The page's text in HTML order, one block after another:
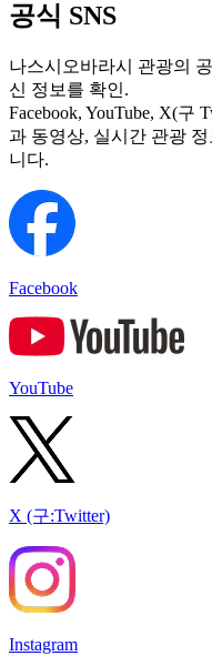
공식 SNS
나스시오바라시 관광의
신 정보를 확인.
Facebook, YouTube, X(구
과 동영상, 실시간 관광
니다.
Facebook
YouTube
X (구:Twitter)
Instagram